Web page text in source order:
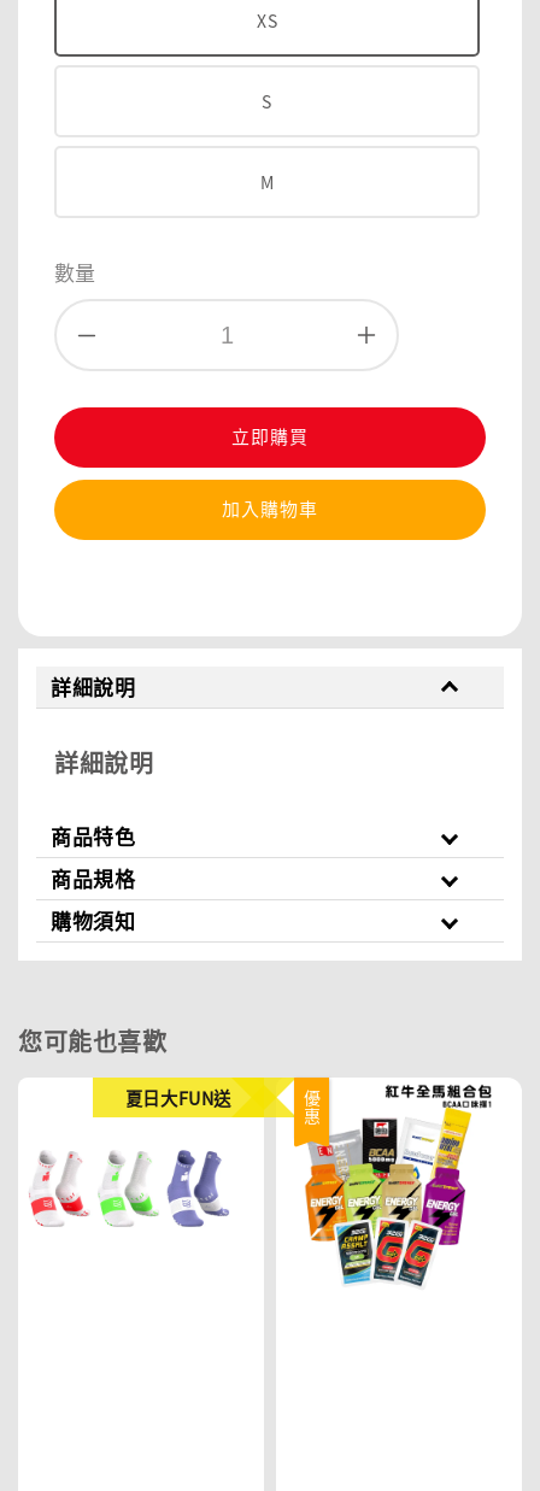
XS
S
M
數量
立即購買
加入購物車
詳細說明
詳細說明
商品特色
商品規格
購物須知
您可能也喜歡
夏日大FUN送 優惠